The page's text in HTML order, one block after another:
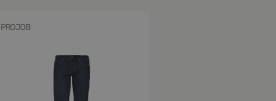
PROJOB